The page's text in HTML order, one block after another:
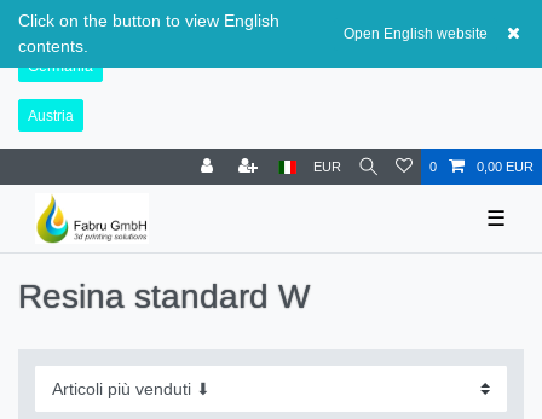
Click on the button to view English
contents.
Open English website
Svizzera
Germania
Austria
EUR 0 0,00 EUR
☰
Resina standard W